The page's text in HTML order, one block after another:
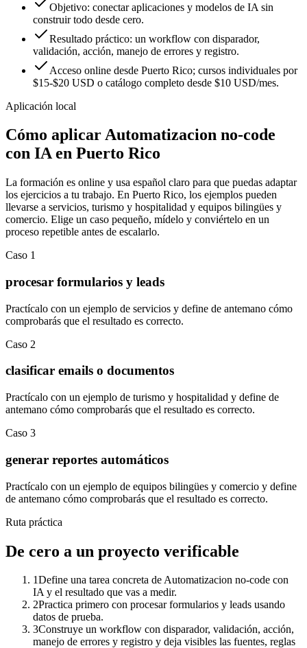
Objetivo: conectar aplicaciones y modelos de IA sin
construir todo desde cero.
Resultado práctico: un workflow con disparador,
validación, acción, manejo de errores y registro.
Acceso online desde Puerto Rico; cursos individuales por
$15-$20 USD o catálogo completo desde $10 USD/mes.
Aplicación local
Cómo aplicarAutomatizacion no-code
con IAen Puerto Rico
La formación es online y usa español claro para que puedas adaptar
los ejercicios a tu trabajo. En Puerto Rico, los ejemplos pueden
llevarse a servicios, turismo y hospitalidad y equipos bilingües y
comercio. Elige un caso pequeño, mídelo y conviértelo en un
proceso repetible antes de escalarlo.
Caso 1
procesar formularios y leads
Practícalo con un ejemplo de servicios y define de antemano cómo
comprobarás que el resultado es correcto.
Caso 2
clasificar emails o documentos
Practícalo con un ejemplo de turismo y hospitalidad y define de
antemano cómo comprobarás que el resultado es correcto.
Caso 3
generar reportes automáticos
Practícalo con un ejemplo de equipos bilingües y comercio y define
de antemano cómo comprobarás que el resultado es correcto.
Ruta práctica
De cero a un proyecto verificable
1Define una tarea concreta de Automatizacion no-code con
IA y el resultado que vas a medir.
2Practica primero con procesar formularios y leads usando
datos de prueba.
3Construye un workflow con disparador, validación, acción,
manejo de errores y registro y deja visibles las fuentes, reglas